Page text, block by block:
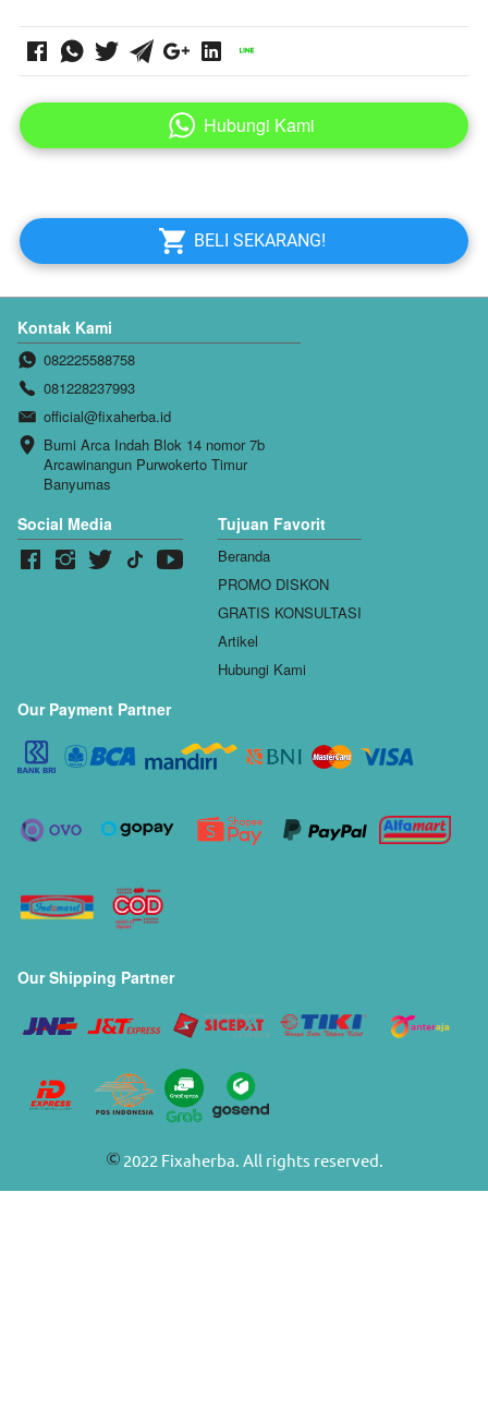
` Hubungi Kami
` BELI SEKARANG!
Kontak Kami
082225588758
081228237993
official@fixaherba.id
Bumi Arca Indah Blok 14 nomor 7b
Arcawinangun Purwokerto Timur
Banyumas
Social Media Tujuan Favorit
Beranda
PROMO DISKON
GRATIS KONSULTASI
Artikel
Hubungi Kami
Our Payment Partner
Our Shipping Partner
2022 Fixaherba. All rights reserved.